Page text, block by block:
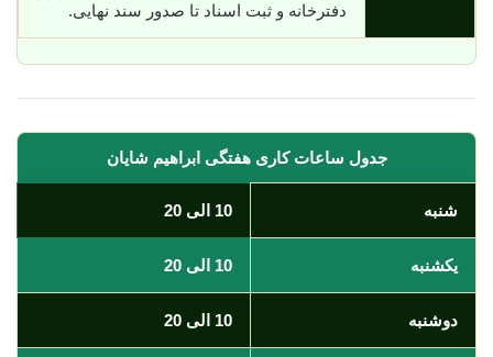
دفترخانه و ثبت اسناد تا صدور سند نهایی.
جدول ساعات کاری هفتگی ابراهیم شایان
شنبه 10 الی 20
یکشنبه 10 الی 20
دوشنبه 10 الی 20